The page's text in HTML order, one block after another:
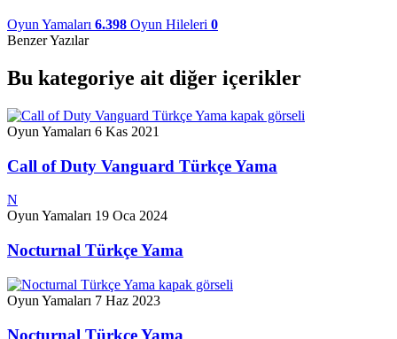
Oyun Yamaları 6.398 Oyun Hileleri 0
Benzer Yazılar
Bu kategoriye ait diğer içerikler
Oyun Yamaları 6 Kas 2021
Call of Duty Vanguard Türkçe Yama
N
Oyun Yamaları 19 Oca 2024
Nocturnal Türkçe Yama
Oyun Yamaları 7 Haz 2023
Nocturnal Türkçe Yama